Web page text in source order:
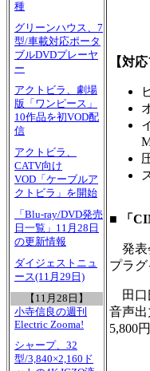
種
グリーンハウス、7
型/車載対応ポータ
ブルDVDプレーヤ
ー
アクトビラ、劇場
版「ワンピース」
10作品を初VOD配
信
アクトビラ、
CATV向け
VOD「ケーブルア
クトビラ」を開始
「Blu-ray/DVD発売
日一覧」11月28日
の更新情報
ダイジェストニュ
ース(11月29日)
【11月28日】
小寺信良の週刊
Electric Zooma!
シャープ、32
型/3,840×2,160ド
【対
■ 「
発表
プラ
田口
音声
5,800